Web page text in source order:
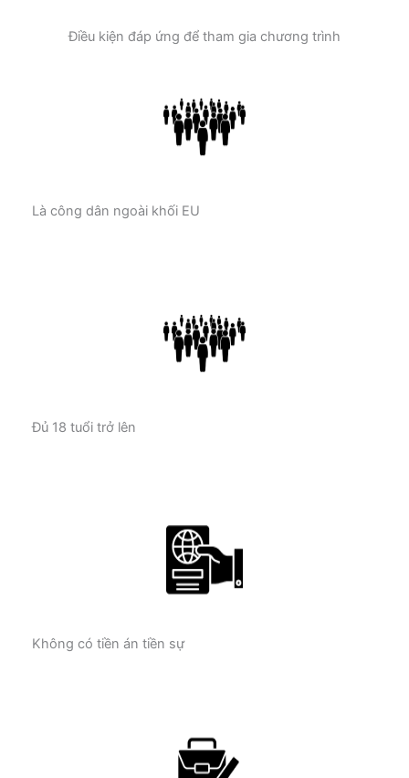
Điều kiện đáp ứng để tham gia chương trình
Là công dân ngoài khối EU
Đủ 18 tuổi trở lên
Không có tiền án tiền sự